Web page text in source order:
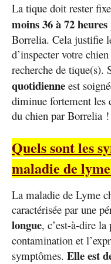
La tique doit rester
moins 36 à 72 heures
Borrelia. Cela justifie
d’inspecter votre
recherche de tique(s).
quotidienne est
diminue fortement les
du chien par Borrelia !
Quels sont les
maladie de
La maladie de Lyme
caractérisée par une
longue, c’est-à-dire
contamination et
symptômes. Elle est